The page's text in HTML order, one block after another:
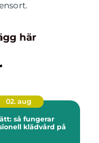
här
02. aug
så fungerar
klädvård på